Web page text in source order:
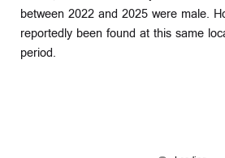
between 2022 and 2025 were male.
reportedly been found at this same
period.